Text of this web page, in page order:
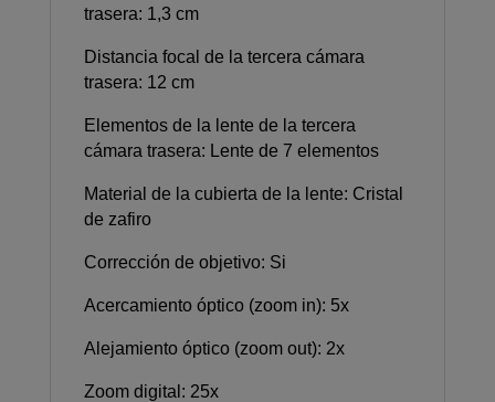
trasera: 1,3 cm
Distancia focal de la tercera cámara
trasera: 12 cm
Elementos de la lente de la tercera
cámara trasera: Lente de 7 elementos
Material de la cubierta de la lente: Cristal
de zafiro
Corrección de objetivo: Si
Acercamiento óptico (zoom in): 5x
Alejamiento óptico (zoom out): 2x
Zoom digital: 25x